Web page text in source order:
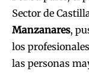
Sector de
Manzanares,
los
las personas